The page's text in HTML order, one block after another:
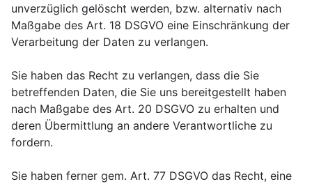
unverzüglich gelöscht werden, bzw. alternativ nach
Maßgabe des Art. 18 DSGVO eine Einschränkung der
Verarbeitung der Daten zu verlangen.
Sie haben das Recht zu verlangen, dass die Sie
betreffenden Daten, die Sie uns bereitgestellt haben
nach Maßgabe des Art. 20 DSGVO zu erhalten und
deren Übermittlung an andere Verantwortliche zu
fordern.
Sie haben ferner gem. Art. 77 DSGVO das Recht, eine